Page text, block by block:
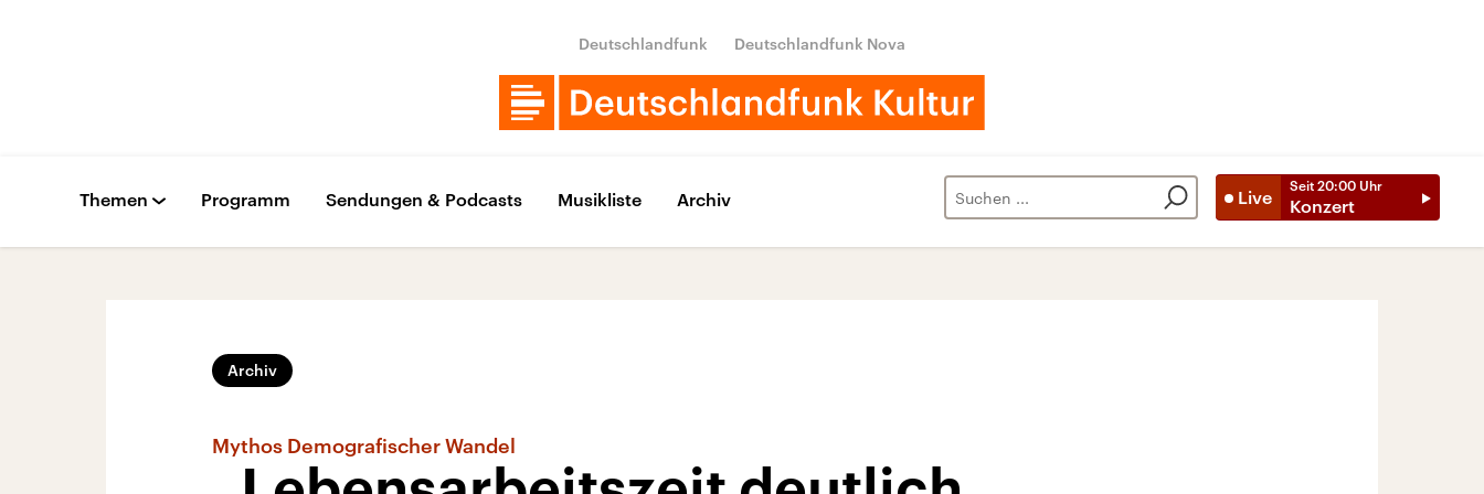
Deutschlandfunk Deutschlandfunk Nova
Live
Seit 20:00 Uhr
Konzert
Themen Programm Sendungen & Podcasts Musikliste Archiv
Archiv
Mythos Demografischer Wandel